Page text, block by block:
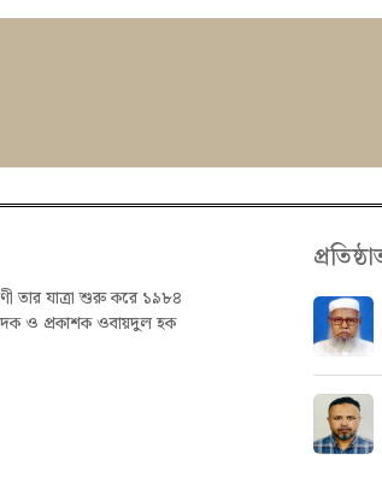
তার যাত্রা শুরু করে ১৯৮৪
ও প্রকাশক ওবায়দুল হক